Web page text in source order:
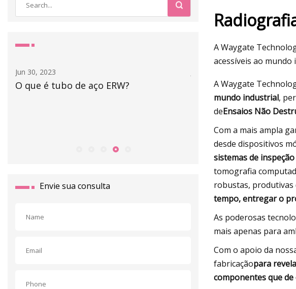
Comparação de tubos de aço ASTM A53
os
2023
Envie sua consulta
A Waygate
acessíveis ao
A Waygate
mundo industrial,
deEnsaios Não
Com a mais ampla
desde dispositivos
sistemas de
tomografia
robustas, produtivas
tempo, entregar o
As poderosas
mais apenas para
Com o apoio da
fabricaçãopara
componentes que